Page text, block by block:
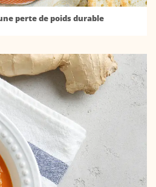
perte de poids durable